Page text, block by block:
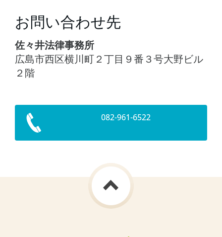
お問い合わせ先
佐々井法律事務所
広島市西区横川町２丁目９番３号大野ビル
２階
082-961-6522